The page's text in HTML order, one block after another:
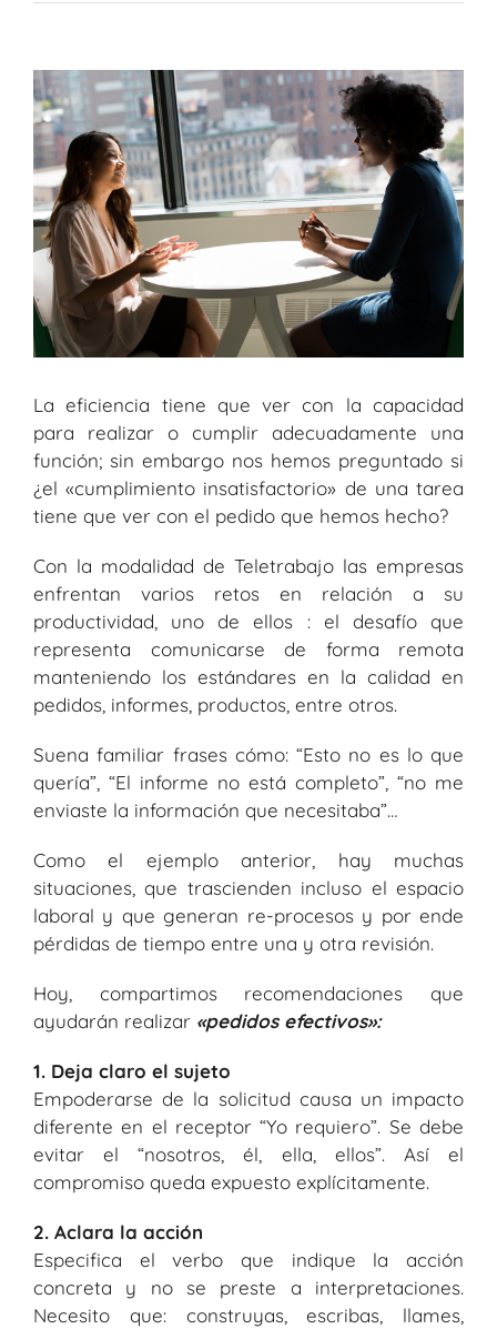
Ver
imagen
más
grande
La eficiencia tiene que ver con la capacidad
para realizar o cumplir adecuadamente una
función; sin embargo nos hemos preguntado si
¿el «cumplimiento insatisfactorio» de una tarea
tiene que ver con el pedido que hemos hecho?
Con la modalidad de Teletrabajo las empresas
enfrentan varios retos en relación a su
productividad, uno de ellos : el desafío que
representa comunicarse de forma remota
manteniendo los estándares en la calidad en
pedidos, informes, productos, entre otros.
Suena familiar frases cómo: “Esto no es lo que
quería”, “El informe no está completo”, “no me
enviaste la información que necesitaba”…
Como el ejemplo anterior, hay muchas
situaciones, que trascienden incluso el espacio
laboral y que generan re-procesos y por ende
pérdidas de tiempo entre una y otra revisión.
Hoy, compartimos recomendaciones que
ayudarán realizar «pedidos efectivos»:
1. Deja claro el sujeto
Empoderarse de la solicitud causa un impacto
diferente en el receptor “Yo requiero”. Se debe
evitar el “nosotros, él, ella, ellos”. Así el
compromiso queda expuesto explícitamente.
2. Aclara la acción
Especifica el verbo que indique la acción
concreta y no se preste a interpretaciones.
Necesito que: construyas, escribas, llames,